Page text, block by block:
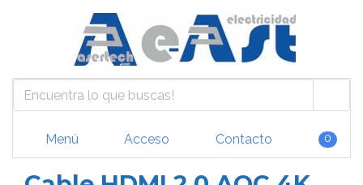
Menú Acceso Contacto 0